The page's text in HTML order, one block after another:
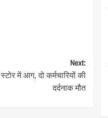
Next:
में आग, दो कर्मचारियों की
दर्दनाक मौत